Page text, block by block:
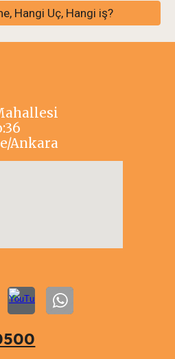
Hangi Uç, Hangi iş?
Ankara